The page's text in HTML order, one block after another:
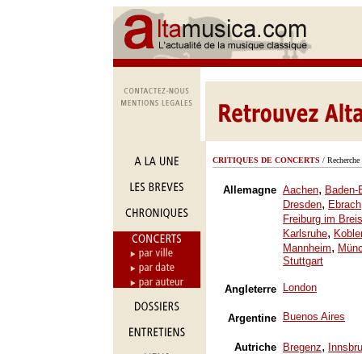
CRITIQUES DE CONCERTS /
Allemagne Aachen, Baden-
Dresden, Ebrach
Freiburg im
Karlsruhe,
Mannheim,
Stuttgart
Angleterre London
Argentine Buenos Aires
Autriche Bregenz,